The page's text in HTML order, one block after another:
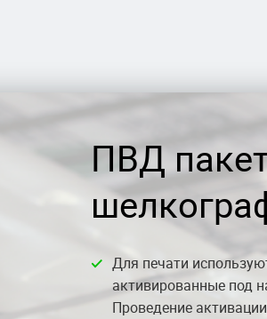
ПВД
Для печати
активированные под
Проведение